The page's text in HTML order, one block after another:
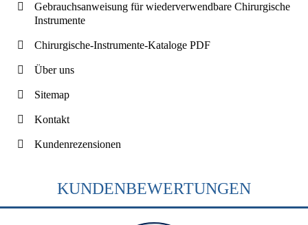
Gebrauchsanweisung für wiederverwendbare Chirurgische
Instrumente
Chirurgische-Instrumente-Kataloge PDF
Über uns
Sitemap
Kontakt
Kundenrezensionen
KUNDENBEWERTUNGEN